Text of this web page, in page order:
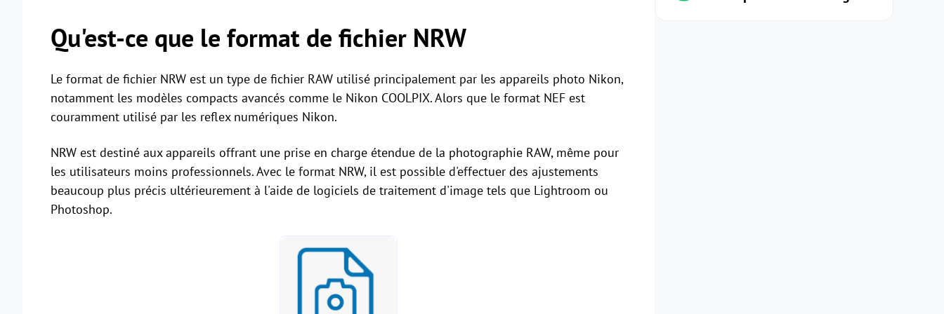
Qu'est-ce que le format de fichier NRW
Le format de fichier NRW est un type de fichier RAW utilisé principalement par les appareils photo Nikon,
notamment les modèles compacts avancés comme le Nikon COOLPIX. Alors que le format NEF est
couramment utilisé par les reflex numériques Nikon.
NRW est destiné aux appareils offrant une prise en charge étendue de la photographie RAW, même pour
les utilisateurs moins professionnels. Avec le format NRW, il est possible d'effectuer des ajustements
beaucoup plus précis ultérieurement à l'aide de logiciels de traitement d'image tels que Lightroom ou
Photoshop.